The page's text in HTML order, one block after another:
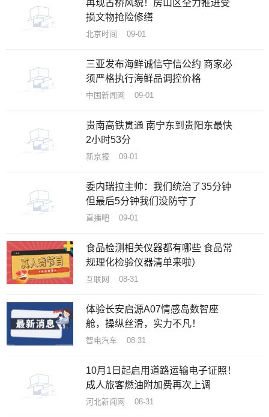
再现古桥风貌！房山区全力推进受
损文物抢险修缮
北京时间 09-01
三亚发布海鲜诚信守信公约 商家必
须严格执行海鲜品调控价格
中国新闻网 09-01
贵南高铁贯通 南宁东到贵阳东最快
2小时53分
新京报 09-01
委内瑞拉主帅：我们统治了35分钟
但最后5分钟我们没防守了
直播吧 09-01
食品检测相关仪器都有哪些 食品常
规理化检验仪器清单来啦）
互联网 08-31
体验长安启源A07情感岛数智座
舱，操纵丝滑，实力不凡！
智电汽车 08-31
10月1日起启用道路运输电子证照！
成人旅客燃油附加费再次上调
河北新闻网 08-31